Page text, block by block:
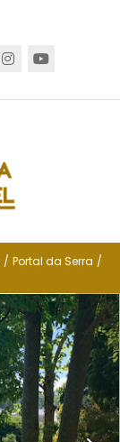
/ Portal da Serra /